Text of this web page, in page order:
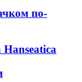
по-
Hanseatica